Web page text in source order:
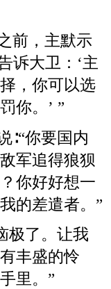
前，主默示
诉大卫：‘主
，你可以选
你。’ ”
∶“你要国内
军追得狼狈
你好好想一
的差遣者。”
极了。让我
丰盛的怜
里。”